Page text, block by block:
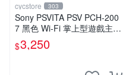
cycstore 303
Sony PSVITA PSV PCH-200
7 黑色 Wi-Fi 掌上型遊戲主機
輕薄版 OLED後繼機 收藏熱
門
$3,250